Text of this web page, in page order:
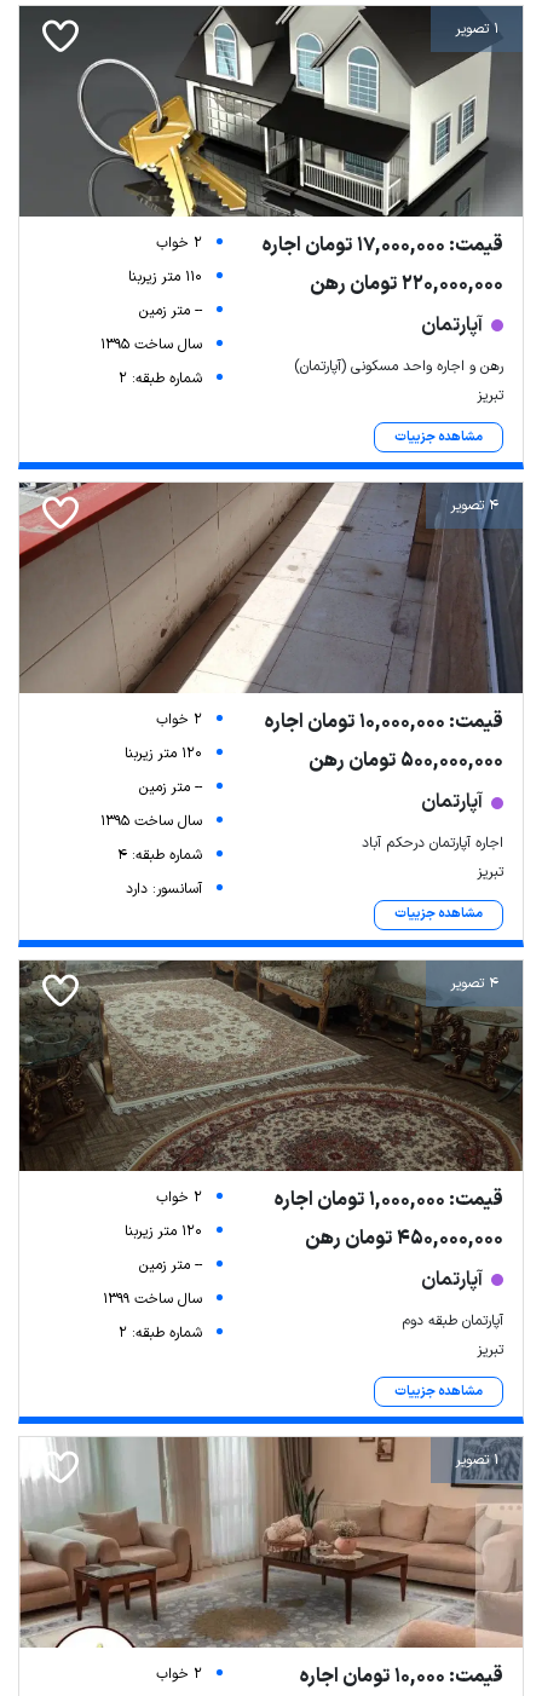
1 تصویر
قیمت: 17,000,000 تومان اجاره
220,000,000 تومان رهن
آپارتمان
رهن و اجاره واحد مسکونی (آپارتمان)
تبریز
مشاهده جزییات
2 خواب
110 متر زیربنا
-- متر زمین
سال ساخت 1395
شماره طبقه: 2
4 تصویر
قیمت: 10,000,000 تومان اجاره
500,000,000 تومان رهن
آپارتمان
اجاره آپارتمان درحکم آباد
تبریز
مشاهده جزییات
2 خواب
120 متر زیربنا
-- متر زمین
سال ساخت 1395
شماره طبقه: 4
آسانسور: دارد
4 تصویر
قیمت: 1,000,000 تومان اجاره
450,000,000 تومان رهن
آپارتمان
آپارتمان طبقه دوم
تبریز
مشاهده جزییات
2 خواب
120 متر زیربنا
-- متر زمین
سال ساخت 1399
شماره طبقه: 2
1 تصویر
قیمت: 10,000 تومان اجاره
2 خواب